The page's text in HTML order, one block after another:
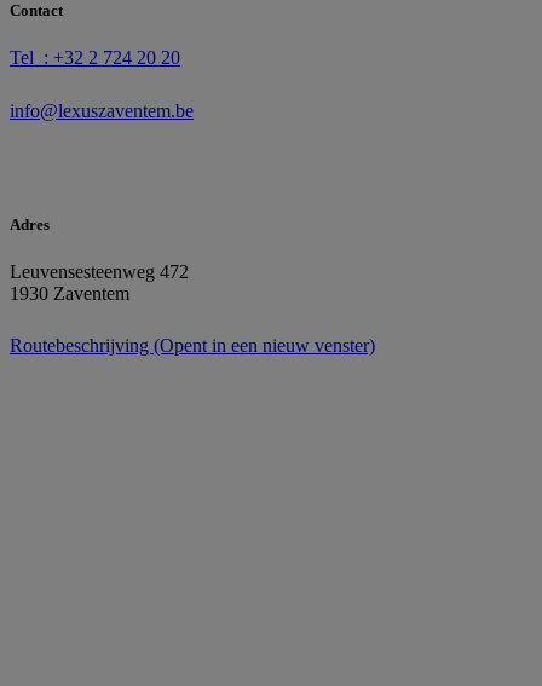
Contact
Tel : +32 2 724 20 20
info@lexuszaventem.be
Adres
Leuvensesteenweg 472
1930 Zaventem
Routebeschrijving (Opent in een nieuw venster)